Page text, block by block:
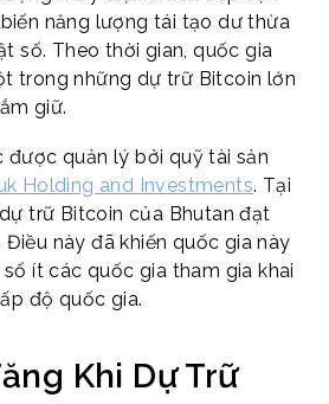
năng lượng tái tạo dư thừa
số. Theo thời gian, quốc gia
trong những dự trữ Bitcoin lớn
giữ.
được quản lý bởi quỹ tài sản
Holding and Investments. Tại
trữ Bitcoin của Bhutan đạt
Điều này đã khiến quốc gia này
ít các quốc gia tham gia khai
độ quốc gia.
Khi Dự Trữ